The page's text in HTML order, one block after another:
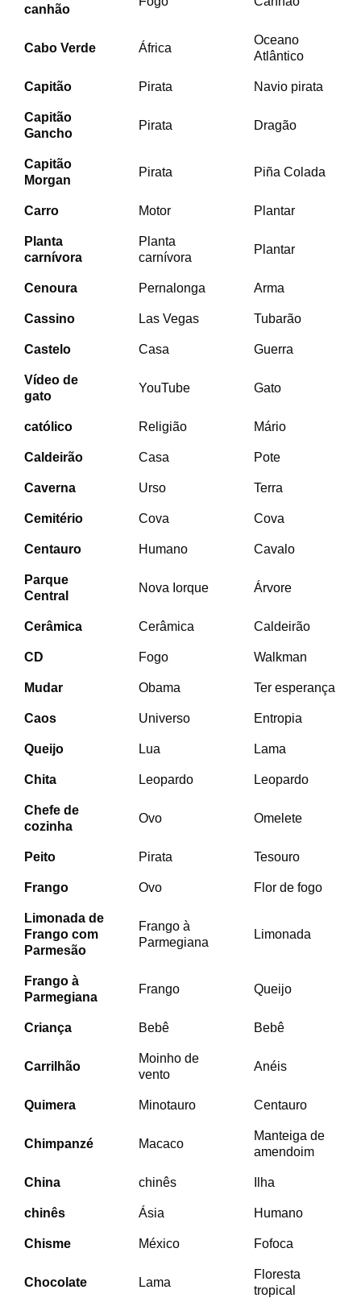
canhão
Cabo Verde África
Oceano
Atlântico
Capitão Pirata Navio pirata
Capitão
Gancho
Pirata Dragão
Capitão
Morgan
Pirata Piña Colada
Carro Motor Plantar
Planta
carnívora
Planta
carnívora
Plantar
Cenoura Pernalonga Arma
Cassino Las Vegas Tubarão
Castelo Casa Guerra
Vídeo de
gato
YouTube Gato
católico Religião Mário
Caldeirão Casa Pote
Caverna Urso Terra
Cemitério Cova Cova
Centauro Humano Cavalo
Parque
Central
Nova Iorque Árvore
Cerâmica Cerâmica Caldeirão
CD Fogo Walkman
Mudar Obama Ter esperança
Caos Universo Entropia
Queijo Lua Lama
Chita Leopardo Leopardo
Chefe de
cozinha
Ovo Omelete
Peito Pirata Tesouro
Frango Ovo Flor de fogo
Limonada de
Frango com
Parmesão
Frango à
Parmegiana
Limonada
Frango à
Parmegiana
Frango Queijo
Criança Bebê Bebê
Carrilhão
Moinho de
vento
Anéis
Quimera Minotauro Centauro
Chimpanzé Macaco
Manteiga de
amendoim
China chinês Ilha
chinês Ásia Humano
Chisme México Fofoca
Chocolate Lama
Floresta
tropical